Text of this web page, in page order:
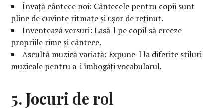
Învață cântece noi: Cântecele pentru copii sunt
pline de cuvinte ritmate și ușor de reținut.
Inventează versuri: Lasă-l pe copil să creeze
propriile rime și cântece.
Ascultă muzică variată: Expune-l la diferite stiluri
muzicale pentru a-i îmbogăți vocabularul.
5. Jocuri de rol